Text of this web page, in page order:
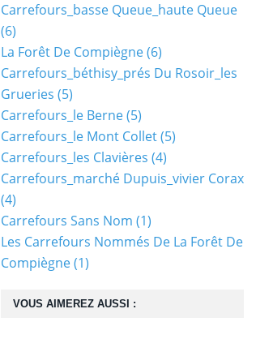
VOUS AIMEREZ AUSSI :
Carrefours_basse Queue_haute Queue
(6)
La Forêt De Compiègne(6)
Carrefours_béthisy_prés Du Rosoir_les
Grueries (5)
Carrefours_le Berne(5)
Carrefours_le Mont Collet(5)
Carrefours_les Clavières (4)
Carrefours_marché Dupuis_vivier Corax
(4)
Carrefours Sans Nom (1)
Les Carrefours Nommés De La Forêt De
Compiègne(1)